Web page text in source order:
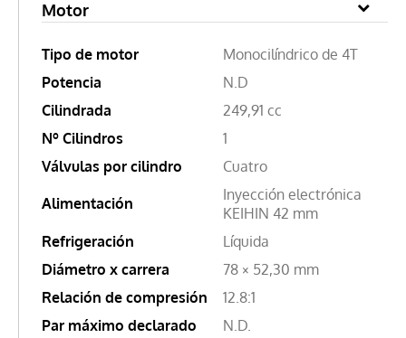
Motor
Tipo de motor
Monocilíndrico de 4T
Potencia
N.D
Cilindrada
249,91 cc
Nº Cilindros
1
Válvulas por cilindro
Cuatro
Alimentación
Inyección electrónica
KEIHIN 42 mm
Refrigeración
Líquida
Diámetro x carrera
78 × 52,30 mm
Relación de compresión
12.8:1
Par máximo declarado
N.D.